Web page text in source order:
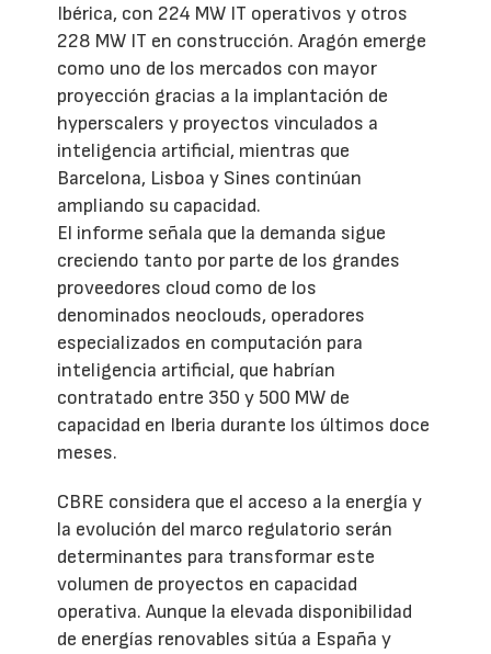
Ibérica, con 224 MW IT operativos y otros
228 MW IT en construcción. Aragón emerge
como uno de los mercados con mayor
proyección gracias a la implantación de
hyperscalers y proyectos vinculados a
inteligencia artificial, mientras que
Barcelona, Lisboa y Sines continúan
ampliando su capacidad.
El informe señala que la demanda sigue
creciendo tanto por parte de los grandes
proveedores cloud como de los
denominados neoclouds, operadores
especializados en computación para
inteligencia artificial, que habrían
contratado entre 350 y 500 MW de
capacidad en Iberia durante los últimos doce
meses.
CBRE considera que el acceso a la energía y
la evolución del marco regulatorio serán
determinantes para transformar este
volumen de proyectos en capacidad
operativa. Aunque la elevada disponibilidad
de energías renovables sitúa a España y